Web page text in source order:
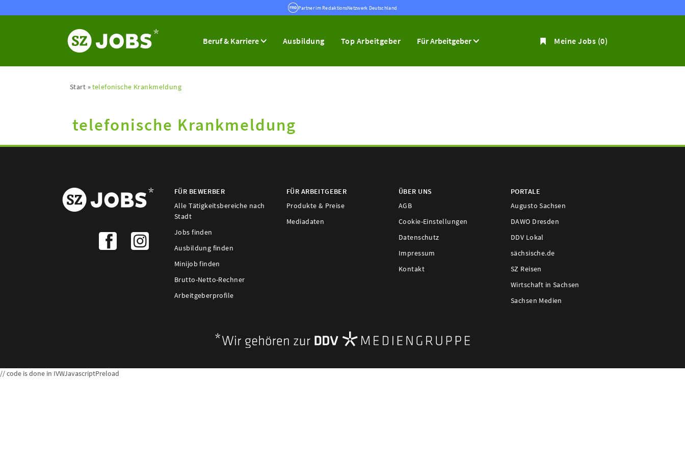
Partner im RedaktionsNetzwerk Deutschland
Beruf & Karriere Ausbildung Top Arbeitgeber Für Arbeitgeber Meine Jobs (0)
Start telefonische Krankmeldung
telefonische Krankmeldung
FÜR BEWERBER
Alle Tätigkeitsbereiche nach
Stadt
Jobs finden
Ausbildung finden
Minijob finden
Brutto-Netto-Rechner
Arbeitgeberprofile
FÜR ARBEITGEBER
Produkte & Preise
Mediadaten
ÜBER UNS
AGB
Cookie-Einstellungen
Datenschutz
Impressum
Kontakt
PORTALE
Augusto Sachsen
DAWO Dresden
DDV Lokal
sächsische.de
SZ Reisen
Wirtschaft in Sachsen
Sachsen Medien
// code is done in IVWJavascriptPreload